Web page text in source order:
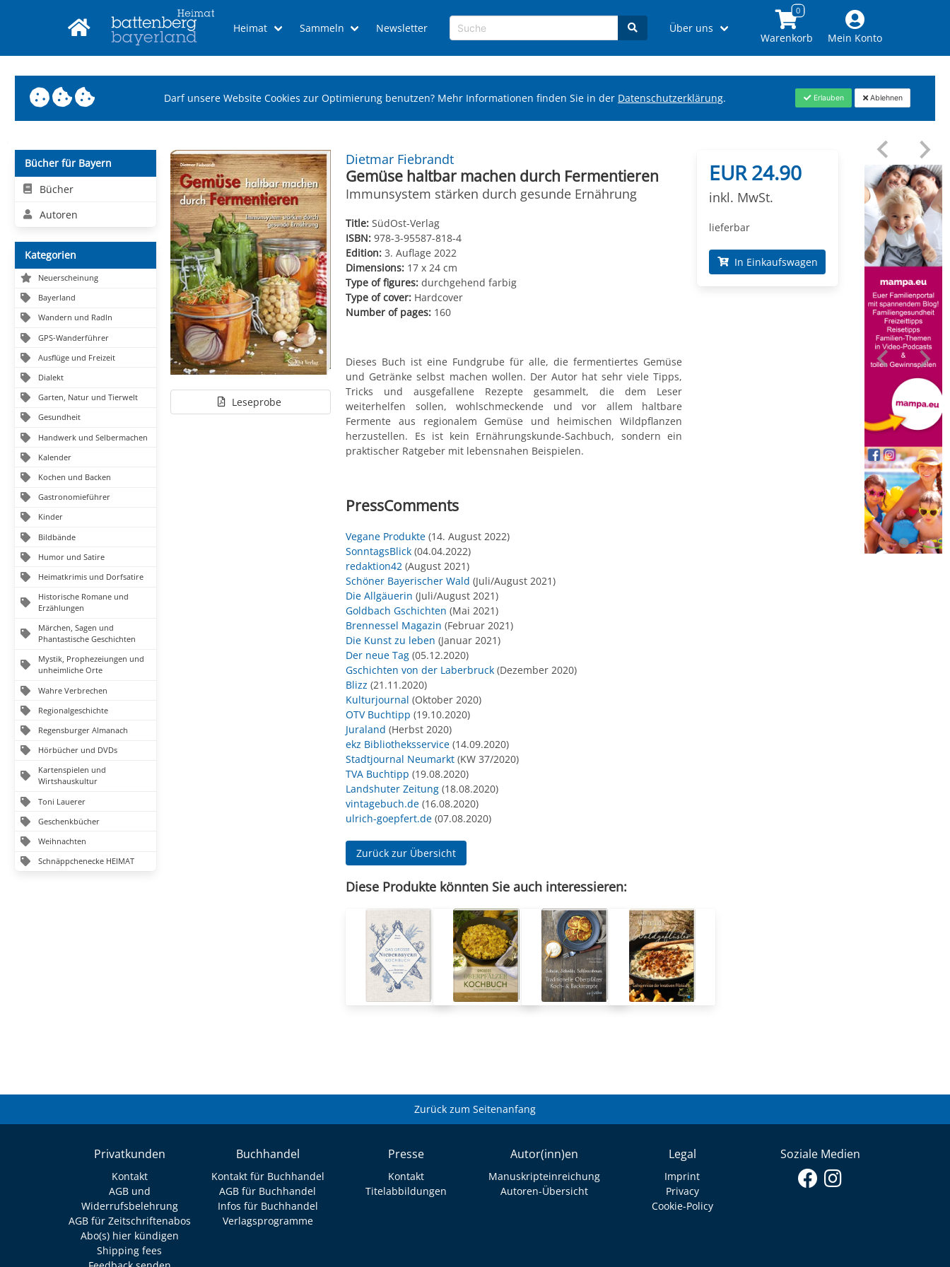
Heimat Sammeln Newsletter Über uns
Warenkorb Mein Konto
Darf unsere Website Cookies zur Optimierung benutzen? Mehr Informationen finden Sie in der Datenschutzerklärung. Erlauben Ablehnen
Bücher für Bayern
Bücher
Autoren
Kategorien
Neuerscheinung
Bayerland
Wandern und Radln
GPS-Wanderführer
Ausflüge und Freizeit
Dialekt
Garten, Natur und Tierwelt
Gesundheit
Handwerk und Selbermachen
Kalender
Kochen und Backen
Gastronomieführer
Kinder
Bildbände
Humor und Satire
Heimatkrimis und Dorfsatire
Historische Romane und
Erzählungen
Märchen, Sagen und
Phantastische Geschichten
Mystik, Prophezeiungen und
unheimliche Orte
Wahre Verbrechen
Regionalgeschichte
Regensburger Almanach
Hörbücher und DVDs
Kartenspielen und
Wirtshauskultur
Toni Lauerer
Geschenkbücher
Weihnachten
Schnäppchenecke HEIMAT
Leseprobe
Dietmar Fiebrandt
Gemüse haltbar machen durch Fermentieren
Immunsystem stärken durch gesunde Ernährung
Title: SüdOst-Verlag
ISBN: 978-3-95587-818-4
Edition: 3. Auflage 2022
Dimensions: 17 x 24 cm
Type of figures: durchgehend farbig
Type of cover: Hardcover
Number of pages: 160
Dieses Buch ist eine Fundgrube für alle, die fermentiertes Gemüse
und Getränke selbst machen wollen. Der Autor hat sehr viele Tipps,
Tricks und ausgefallene Rezepte gesammelt, die dem Leser
weiterhelfen sollen, wohlschmeckende und vor allem haltbare
Fermente aus regionalem Gemüse und heimischen Wildpflanzen
herzustellen. Es ist kein Ernährungskunde-Sachbuch, sondern ein
praktischer Ratgeber mit lebensnahen Beispielen.
PressComments
Vegane Produkte (14. August 2022)
SonntagsBlick (04.04.2022)
redaktion42 (August 2021)
Schöner Bayerischer Wald (Juli/August 2021)
Die Allgäuerin (Juli/August 2021)
Goldbach Gschichten (Mai 2021)
Brennessel Magazin (Februar 2021)
Die Kunst zu leben (Januar 2021)
Der neue Tag (05.12.2020)
Gschichten von der Laberbruck (Dezember 2020)
Blizz (21.11.2020)
Kulturjournal (Oktober 2020)
OTV Buchtipp (19.10.2020)
Juraland (Herbst 2020)
ekz Bibliotheksservice (14.09.2020)
Stadtjournal Neumarkt (KW 37/2020)
TVA Buchtipp (19.08.2020)
Landshuter Zeitung (18.08.2020)
vintagebuch.de (16.08.2020)
ulrich-goepfert.de (07.08.2020)
Zurück zur Übersicht
Diese Produkte könnten Sie auch interessieren:
EUR 24.90
inkl. MwSt.
lieferbar
In Einkaufswagen
Zurück zum Seitenanfang
Privatkunden
Kontakt
AGB und
Widerrufsbelehrung
AGB für Zeitschriftenabos
Abo(s) hier kündigen
Shipping fees
Buchhandel
Kontakt für Buchhandel
AGB für Buchhandel
Infos für Buchhandel
Verlagsprogramme
Presse
Kontakt
Titelabbildungen
Autor(inn)en
Manuskripteinreichung
Autoren-Übersicht
Legal
Imprint
Privacy
Cookie-Policy
Soziale Medien